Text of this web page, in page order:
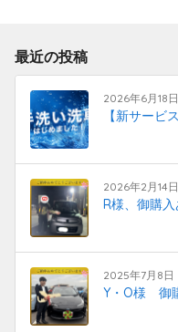
最近の投稿
2026年6月18日
【新サービ
2026年2月14日
R様、御購
2025年7月8日
Y・O様 御